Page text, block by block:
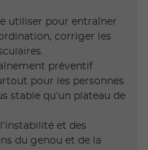
utiliser pour entraîner
corriger les
préventif
pour les personnes
stable qu’un plateau de
et des
du genou et de la